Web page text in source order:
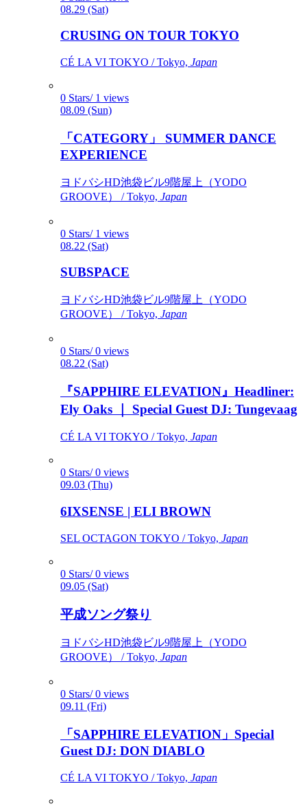
08.29 (Sat)
CRUSING ON TOUR TOKYO
CÉ LA VI TOKYO / Tokyo, Japan
0 Stars/ 1 views
08.09 (Sun)
「CATEGORY」 SUMMER DANCE
EXPERIENCE
ヨドバシHD池袋ビル9階屋上（YODO
GROOVE） / Tokyo, Japan
0 Stars/ 1 views
08.22 (Sat)
SUBSPACE
ヨドバシHD池袋ビル9階屋上（YODO
GROOVE） / Tokyo, Japan
0 Stars/ 0 views
08.22 (Sat)
『SAPPHIRE ELEVATION』Headliner:
Ely Oaks ｜ Special Guest DJ: Tungevaag
CÉ LA VI TOKYO / Tokyo, Japan
0 Stars/ 0 views
09.03 (Thu)
6IXSENSE | ELI BROWN
SEL OCTAGON TOKYO / Tokyo, Japan
0 Stars/ 0 views
09.05 (Sat)
平成ソング祭り
ヨドバシHD池袋ビル9階屋上（YODO
GROOVE） / Tokyo, Japan
0 Stars/ 0 views
09.11 (Fri)
「SAPPHIRE ELEVATION」Special
Guest DJ: DON DIABLO
CÉ LA VI TOKYO / Tokyo, Japan